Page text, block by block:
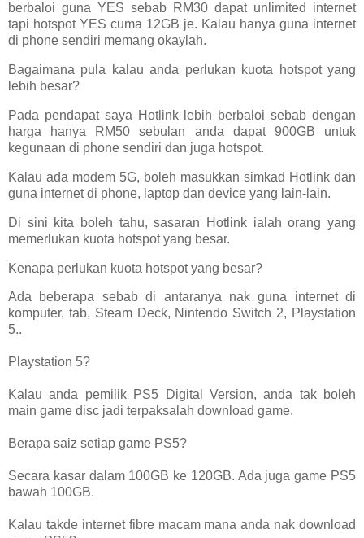
berbaloi guna YES sebab RM30 dapat unlimited internet
tapi hotspot YES cuma 12GB je. Kalau hanya guna internet
di phone sendiri memang okaylah.
Bagaimana pula kalau anda perlukan kuota hotspot yang
lebih besar?
Pada pendapat saya Hotlink lebih berbaloi sebab dengan
harga hanya RM50 sebulan anda dapat 900GB untuk
kegunaan di phone sendiri dan juga hotspot.
Kalau ada modem 5G, boleh masukkan simkad Hotlink dan
guna internet di phone, laptop dan device yang lain-lain.
Di sini kita boleh tahu, sasaran Hotlink ialah orang yang
memerlukan kuota hotspot yang besar.
Kenapa perlukan kuota hotspot yang besar?
Ada beberapa sebab di antaranya nak guna internet di
komputer, tab, Steam Deck, Nintendo Switch 2, Playstation
5..
Playstation 5?
Kalau anda pemilik PS5 Digital Version, anda tak boleh
main game disc jadi terpaksalah download game.
Berapa saiz setiap game PS5?
Secara kasar dalam 100GB ke 120GB. Ada juga game PS5
bawah 100GB.
Kalau takde internet fibre macam mana anda nak download